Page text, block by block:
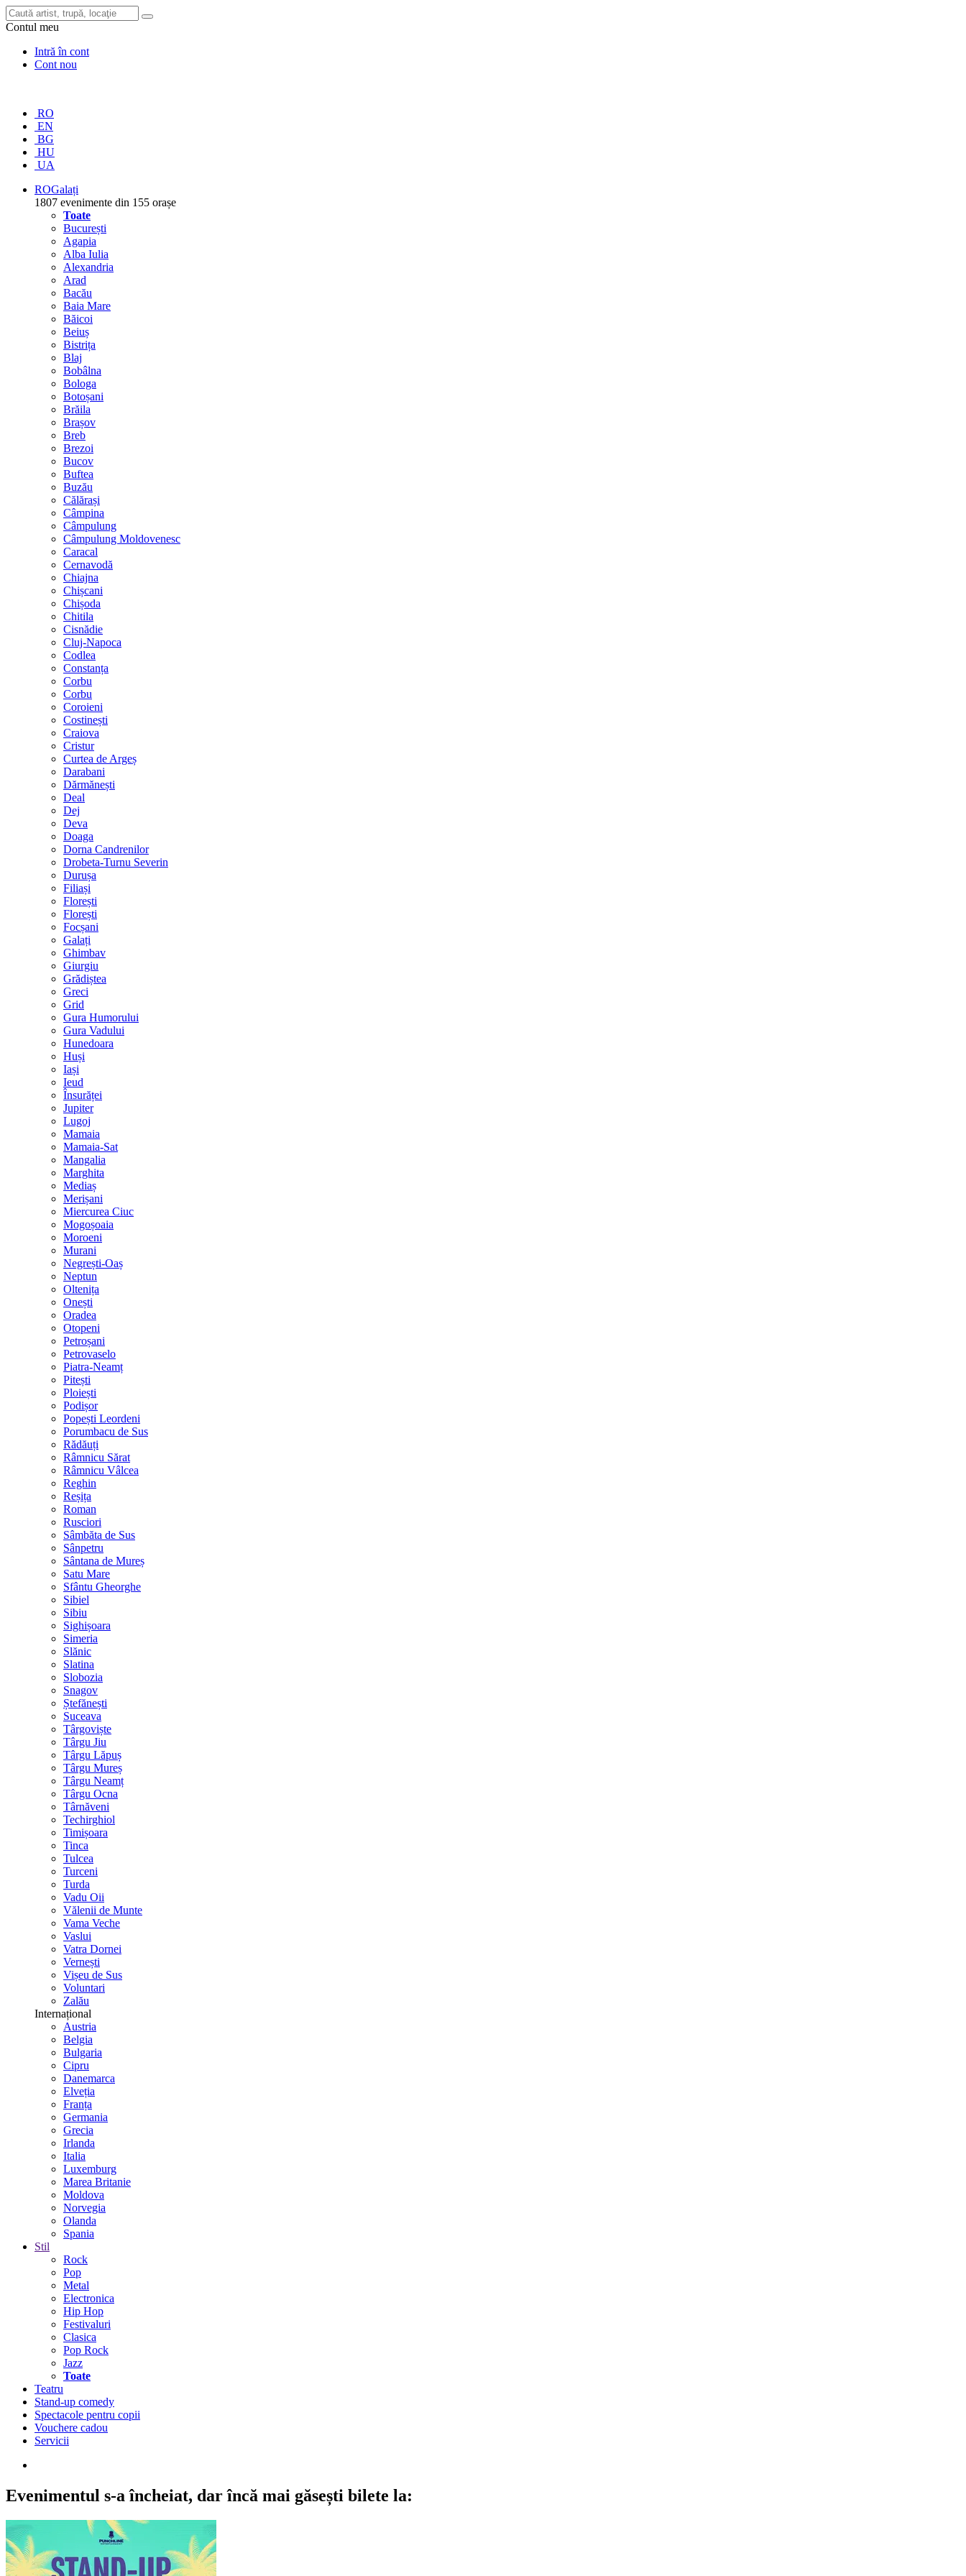
Contul meu
Intră în cont
Cont nou
RO
EN
BG
HU
UA
ROGalați
1807 evenimente din 155 orașe
Toate
București
Agapia
Alba Iulia
Alexandria
Arad
Bacău
Baia Mare
Băicoi
Beiuș
Bistrița
Blaj
Bobâlna
Bologa
Botoșani
Brăila
Brașov
Breb
Brezoi
Bucov
Buftea
Buzău
Călărași
Câmpina
Câmpulung
Câmpulung Moldovenesc
Caracal
Cernavodă
Chiajna
Chișcani
Chișoda
Chitila
Cisnădie
Cluj-Napoca
Codlea
Constanța
Corbu
Corbu
Coroieni
Costinești
Craiova
Cristur
Curtea de Argeș
Darabani
Dărmănești
Deal
Dej
Deva
Doaga
Dorna Candrenilor
Drobeta-Turnu Severin
Durușa
Filiași
Florești
Florești
Focșani
Galați
Ghimbav
Giurgiu
Grădiștea
Greci
Grid
Gura Humorului
Gura Vadului
Hunedoara
Huși
Iași
Ieud
Însurăței
Jupiter
Lugoj
Mamaia
Mamaia-Sat
Mangalia
Marghita
Mediaș
Merișani
Miercurea Ciuc
Mogoșoaia
Moroeni
Murani
Negrești-Oaș
Neptun
Oltenița
Onești
Oradea
Otopeni
Petroșani
Petrovaselo
Piatra-Neamț
Pitești
Ploiești
Podișor
Popești Leordeni
Porumbacu de Sus
Rădăuți
Râmnicu Sărat
Râmnicu Vâlcea
Reghin
Reșița
Roman
Rusciori
Sâmbăta de Sus
Sânpetru
Sântana de Mureș
Satu Mare
Sfântu Gheorghe
Sibiel
Sibiu
Sighișoara
Simeria
Slănic
Slatina
Slobozia
Snagov
Ștefănești
Suceava
Târgoviște
Târgu Jiu
Târgu Lăpuș
Târgu Mureș
Târgu Neamț
Târgu Ocna
Târnăveni
Techirghiol
Timișoara
Tinca
Tulcea
Turceni
Turda
Vadu Oii
Vălenii de Munte
Vama Veche
Vaslui
Vatra Dornei
Vernești
Vișeu de Sus
Voluntari
Zalău
Internațional
Austria
Belgia
Bulgaria
Cipru
Danemarca
Elveția
Franța
Germania
Grecia
Irlanda
Italia
Luxemburg
Marea Britanie
Moldova
Norvegia
Olanda
Spania
Stil
Rock
Pop
Metal
Electronica
Hip Hop
Festivaluri
Clasica
Pop Rock
Jazz
Toate
Teatru
Stand-up comedy
Spectacole pentru copii
Vouchere cadou
Servicii
Evenimentul s-a încheiat, dar încă mai găsești bilete la: